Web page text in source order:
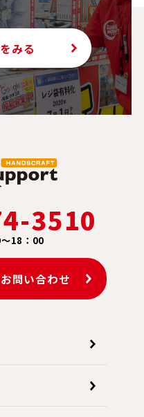
みる
3510
18：00
問い合わせ